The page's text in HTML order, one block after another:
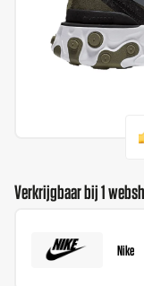
Verkrijgbaar bij 1
Nike